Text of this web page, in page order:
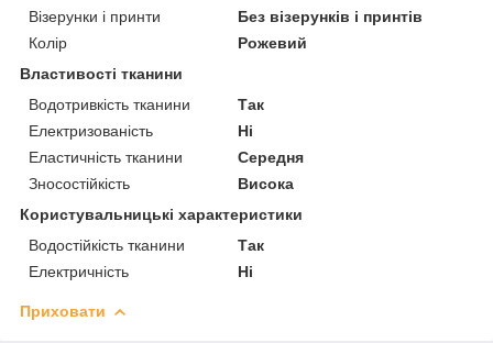
Візерунки і принти
Без візерунків і принтів
Колір
Рожевий
Властивості тканини
Водотривкість тканини
Так
Електризованість
Ні
Еластичність тканини
Середня
Зносостійкість
Висока
Користувальницькі характеристики
Водостійкість тканини
Так
Електричність
Ні
Приховати